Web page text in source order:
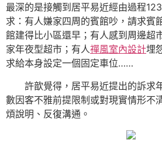
最深的是接觸到居平易近經由過程
求：有人嫌家四周的賓館吵，請求賓
館建得比小區還早；有人感到周邊超
家年夜型超市；有人禪風室內設計埋
求給本身設定一個固定車位……
許歆覺得，居平易近提出的訴求
數因客不雅前提限制或對現實情形不
煩說明、反復溝通。